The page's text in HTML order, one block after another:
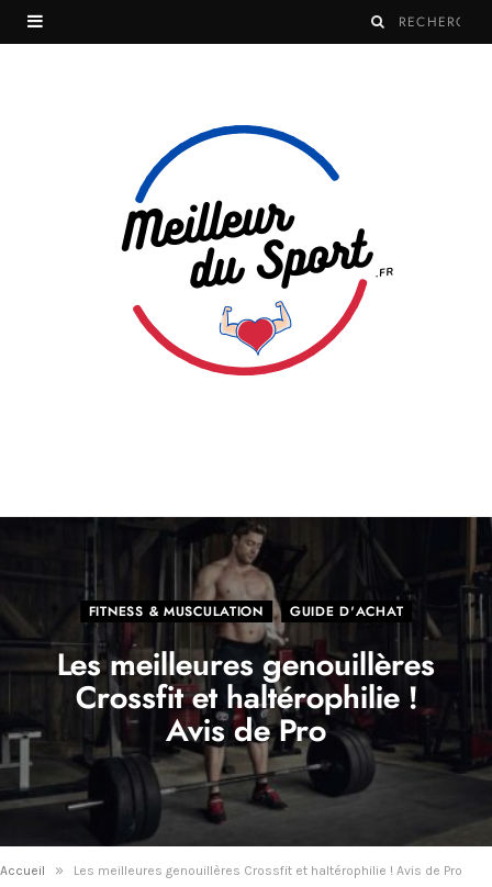
FITNESS & MUSCULATION GUIDE D'ACHAT
Les meilleures genouillères
Crossfit et haltérophilie !
Avis de Pro
Accueil » Les meilleures genouillères Crossfit et haltérophilie ! Avis de Pro